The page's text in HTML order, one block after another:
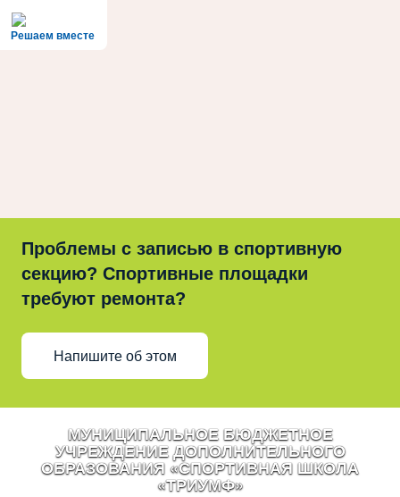
Решаем вместе
Проблемы с записью в спортивную
секцию? Спортивные площадки
требуют ремонта?
Напишите об этом
МУНИЦИПАЛЬНОЕ БЮДЖЕТНОЕ
УЧРЕЖДЕНИЕ ДОПОЛНИТЕЛЬНОГО
ОБРАЗОВАНИЯ «СПОРТИВНАЯ ШКОЛА
«ТРИУМФ»